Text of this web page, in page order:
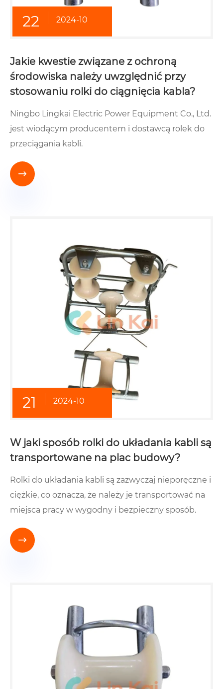
22 2024-10
Jakie kwestie związane z ochroną
środowiska należy uwzględnić przy
stosowaniu rolki do ciągnięcia kabla?
Ningbo Lingkai Electric Power Equipment Co., Ltd.
jest wiodącym producentem i dostawcą rolek do
przeciągania kabli.

21 2024-10
W jaki sposób rolki do układania kabli są
transportowane na plac budowy?
Rolki do układania kabli są zazwyczaj nieporęczne i
ciężkie, co oznacza, że ​​należy je transportować na
miejsca pracy w wygodny i bezpieczny sposób.
